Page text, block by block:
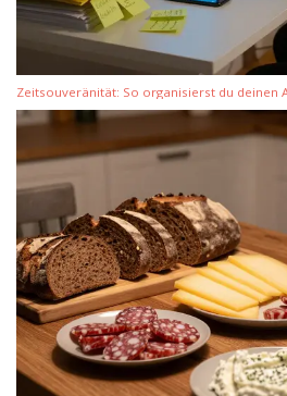
Zeitsouveränität: So organisierst du deinen